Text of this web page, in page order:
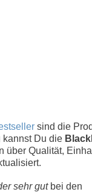
sind die
kannst Du die
über Qualität,
sehr gutbei den